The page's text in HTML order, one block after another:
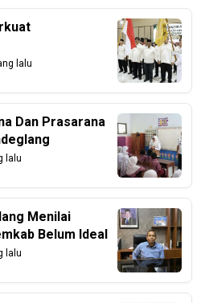
lalu
Dan Prasarana
lalu
Menilai
Belum Ideal
lalu